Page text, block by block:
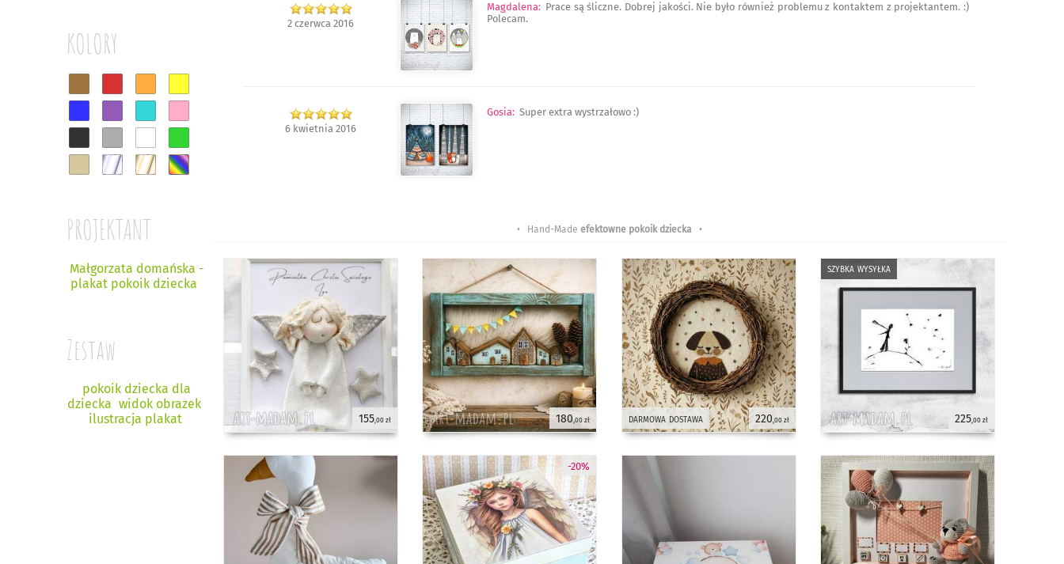
KOLORY
PROJEKTANT
Małgorzata domańska -
plakat pokoik dziecka
Zestaw
pokoik dziecka dla
dziecka widok obrazek
ilustracja plakat
2 czerwca 2016
Magdalena: Prace są śliczne. Dobrej jakości. Nie było również problemu z kontaktem z projektantem. :)
Polecam.
6 kwietnia 2016
Gosia: Super extra wystrzałowo :)
• Hand-Made efektowne pokoik dziecka•
155,00 zł 180,00 zł
-20%
darmowa dostawa 220,00 zł
szybka wysyłka
225,00 zł